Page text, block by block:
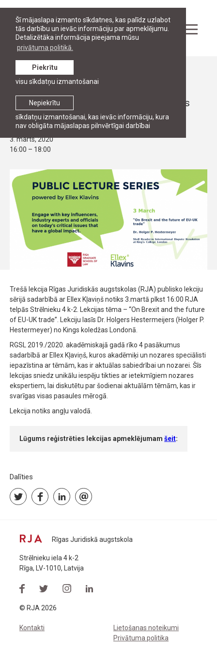
Šī mājaslapa izmanto sīkdatnes, kas palīdz uzlabot
tās darbību un ievāc informāciju par apmeklējumu.
Detalizētāka informācija pieejama mūsu
privātuma politikā.
Nepiekrītu
sīkdatņu izmantošanai, kas ievāc informāciju, kura
nav obligāta mājaslapas pilnvērtīgai darbībai
Piekrītu
visu sīkdatņu izmantošanai
Pasākumi
Publiskā.lekcija par Brexit un Eiropas
Savienības un Liebritānijas tirdzniecības
nākotni 3.martā plkst 16:00
3. marts, 2020
16:00 – 18:00
Trešā lekcija Rīgas Juridiskās augstskolas (RJA) publisko lekciju
sērijā sadarbībā ar Ellex Kļaviņš notiks 3.martā plkst 16:00 RJA
telpās Strēlnieku 4 k-2. Lekcijas tēma – “On Brexit and the future
of EU-UK trade”. Lekciju lasīs Dr. Holgers Hestermeijers (Holger P.
Hestermeyer) no Kings koledžas Londonā.
RGSL 2019./2020. akadēmiskajā gadā rīko 4 pasākumus
sadarbībā ar Ellex Kļaviņš, kuros akadēmiķi un nozares speciālisti
iepazīstina ar tēmām, kas ir aktuālas sabiedrībai un nozarei. Šīs
lekcijas sniedz unikālu iespēju tikties ar ietekmīgiem nozares
ekspertiem, lai diskutētu par šodienai aktuālām tēmām, kas ir
svarīgas visas pasaules mērogā.
Lekcija notiks angļu valodā.
Lūgums reģistrēties lekcijas apmeklējumam šeit:
Dalīties
Rīgas Juridiskā augstskola
Strēlnieku iela 4 k-2
Rīga, LV-1010, Latvija
© RJA 2026
Kontakti
Lietošanas noteikumi
Privātuma politika